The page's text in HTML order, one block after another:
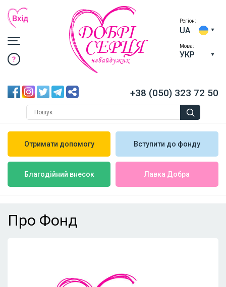
СЕРЦЯ
ДОБРІ
небайдужих
Регіон:
UA
Мова:
УКР
+38 (050) 323 72 50
Отримати допомогу Вступити до фонду
Благодійний внесок Лавка Добра
Про Фонд